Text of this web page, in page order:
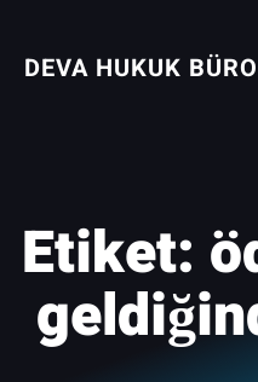
DEVA HUKUK
Etiket: